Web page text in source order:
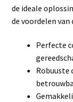
Winkelwagen
de ideale
de voordelen van
Perfecte
Robuuste